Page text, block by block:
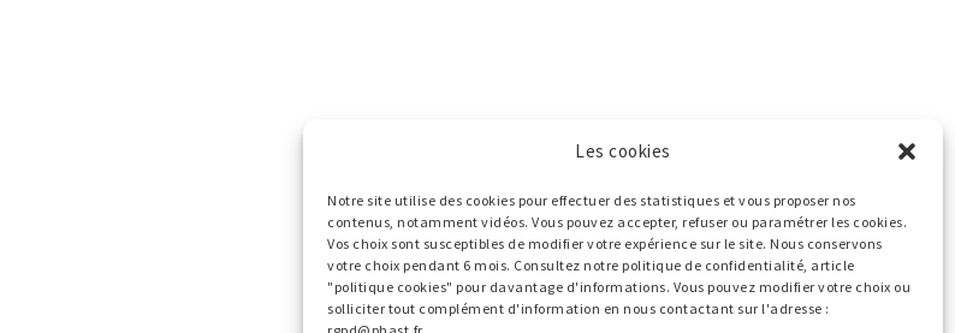
Les cookies
Notre site utilise des cookies pour effectuer des statistiques et vous proposer nos
contenus, notamment vidéos. Vous pouvez accepter, refuser ou paramétrer les cookies.
Vos choix sont susceptibles de modifier votre expérience sur le site. Nous conservons
votre choix pendant 6 mois. Consultez notre politique de confidentialité, article
"politique cookies" pour davantage d'informations. Vous pouvez modifier votre choix ou
solliciter tout complément d'information en nous contactant sur l'adresse :